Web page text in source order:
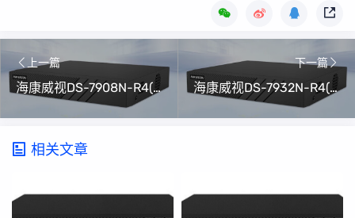
上一篇
海康威视DS-7908N-R4(B)升级包V4.82.100 Build 240606(可解绑萤石云)
下一篇
海康威视DS-7932N-R4(B)升级包V4.82.100 Build 240606(可解绑萤石云)
相关文章